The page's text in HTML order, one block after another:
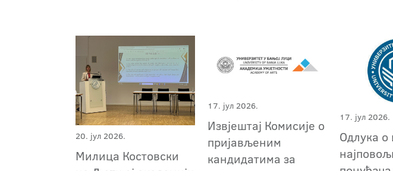
20. јул 2026.
Милица Костовски
17. јул 2026.
Извјештај Комисије о
пријављеним
кандидатима за
17. јул 2026.
Одлука о